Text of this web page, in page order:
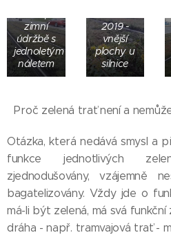
zimní
údržbě s
jednoletým
náletem
2019 -
vnější
plochy u
silnice
Proč zelená trať není a
Otázka, která nedává smysl a
funkce jednotlivých
zjednodušovány, vzájemně
bagatelizovány. Vždy jde o
má-li být zelená, má svá funkční
dráha - např. tramvajová trať -